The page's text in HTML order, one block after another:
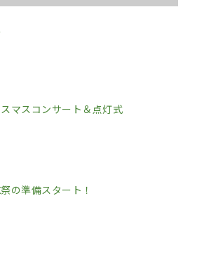
マスコンサート＆点灯式
の準備スタート！